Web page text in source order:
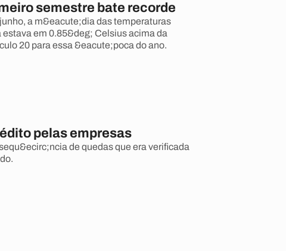
semestre bate recorde
a m&eacute;dia das temperaturas
em 0.85&deg; Celsius acima da
20 para essa &eacute;poca do ano.
pelas empresas
de quedas que era verificada